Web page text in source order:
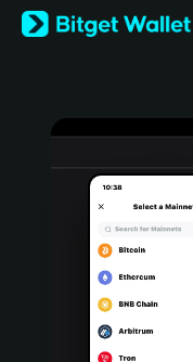
English
日本語
Türkçe
Português (Portugal)
Bahasa Indonesia